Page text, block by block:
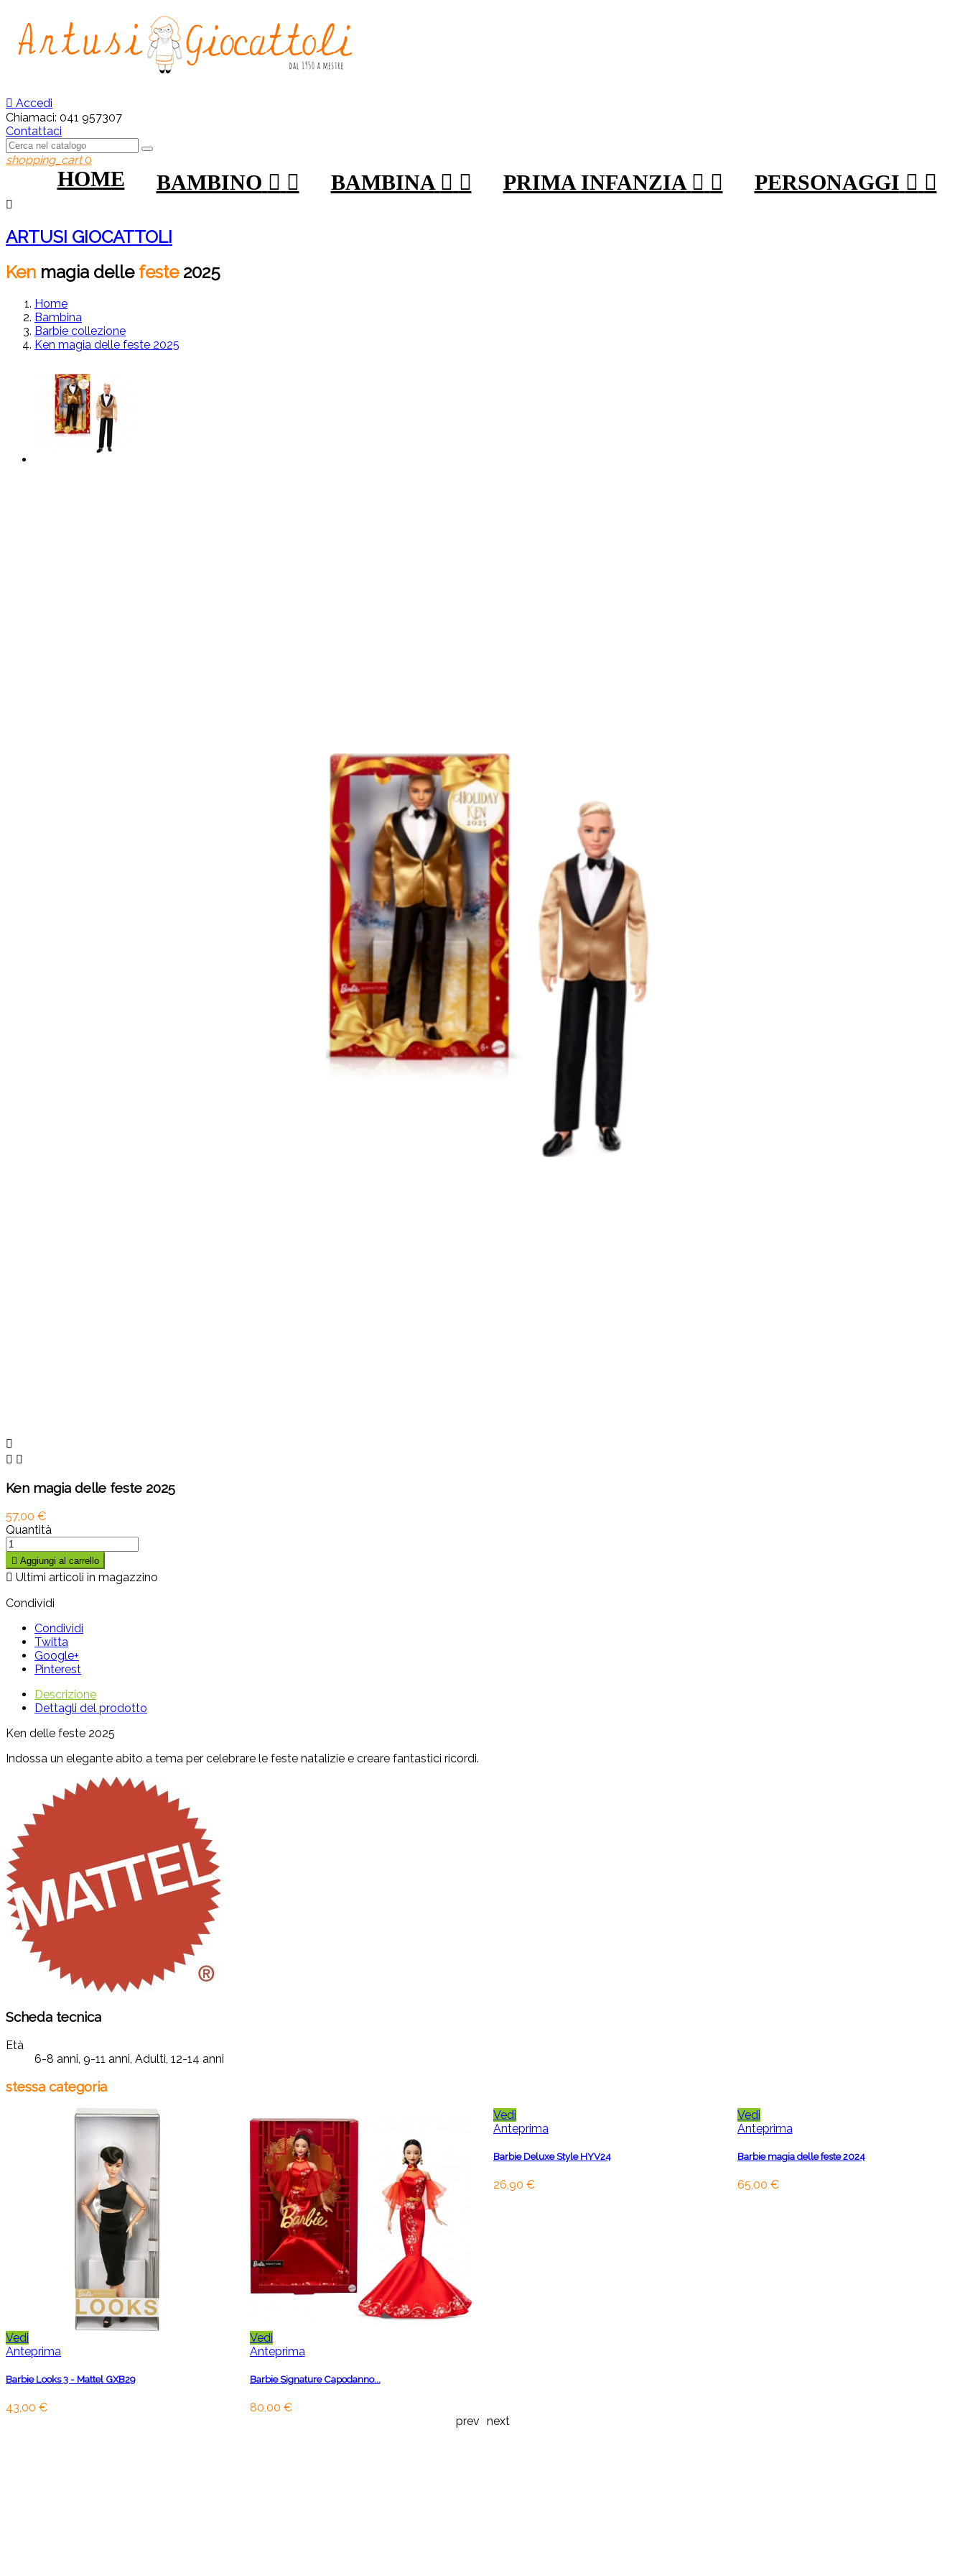
 Accedi
Chiamaci: 041 957307
Contattaci
shopping_cart 0
HOME BAMBINO   BAMBINA   PRIMA INFANZIA   PERSONAGGI  

ARTUSI GIOCATTOLI
Ken magia delle feste 2025
Home
Bambina
Barbie collezione
Ken magia delle feste 2025

 
Ken magia delle feste 2025
57,00 €
Quantità
 Aggiungi al carrello
 Ultimi articoli in magazzino
Condividi
Condividi
Twitta
Google+
Pinterest
Descrizione
Dettagli del prodotto
Ken delle feste 2025
Indossa un elegante abito a tema per celebrare le feste natalizie e creare fantastici ricordi.
Scheda tecnica
Età
6-8 anni, 9-11 anni, Adulti, 12-14 anni
stessa categoria
Vedi
Anteprima
Barbie Looks 3 - Mattel GXB29
43,00 €
Vedi
Anteprima
Barbie Signature Capodanno...
80,00 €
Vedi
Anteprima
Barbie Deluxe Style HYV24
26,90 €
Vedi
Anteprima
Barbie magia delle feste 2024
65,00 €
prev next